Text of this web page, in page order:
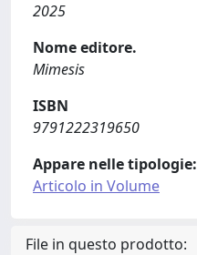
2025
Nome editore.
Mimesis
ISBN
9791222319650
Appare nelle tipologie:
Articolo in Volume
File in questo prodotto: